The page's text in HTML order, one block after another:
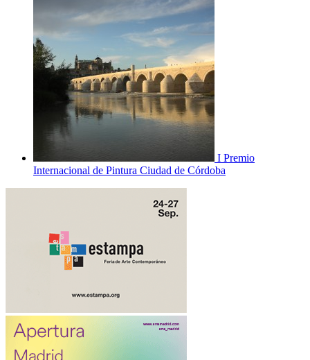
I Premio
Internacional de Pintura Ciudad de Córdoba